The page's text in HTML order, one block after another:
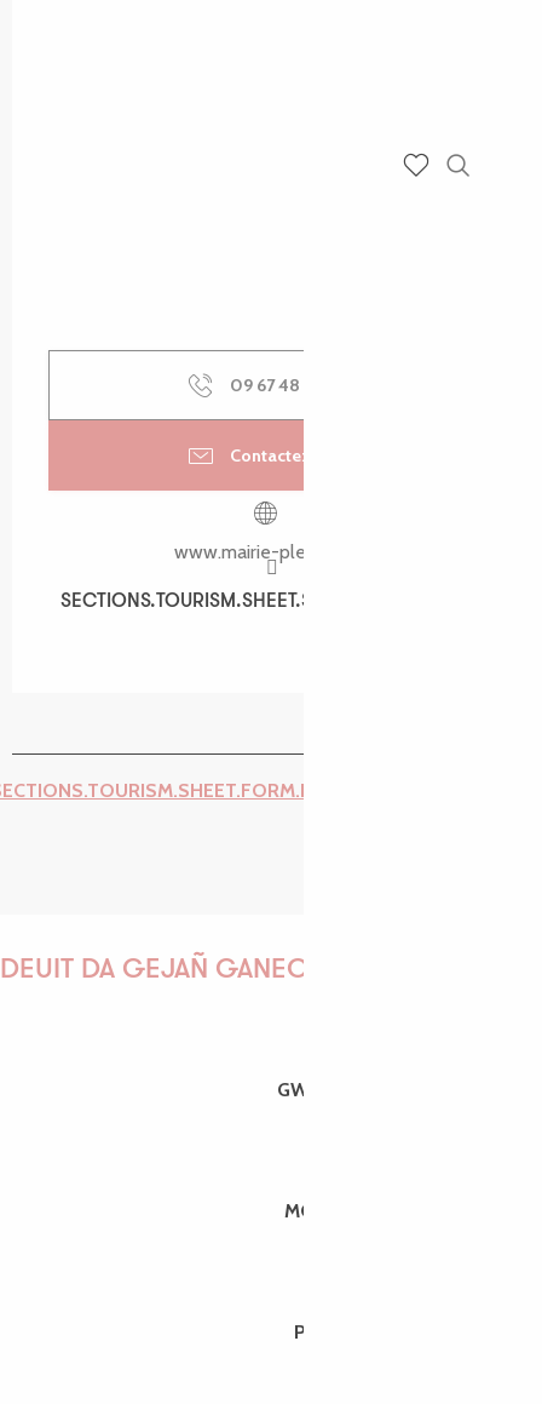
09 67 48 88
Contactez-nous
www.mairie-pleubian.fr
SECTIONS.TOURISM.SHEET.SPOKEN_LANGUAGES
SECTIONS.TOURISM.SHEET.SPOKEN_LANGUAGES
DEUIT DA GEJAÑ GANEOMP !
GWENAËLLE
MORGANE
PAULINE